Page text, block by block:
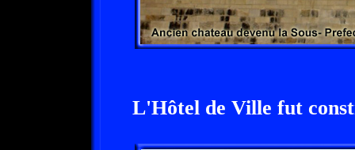
L'Hôtel de Ville fut